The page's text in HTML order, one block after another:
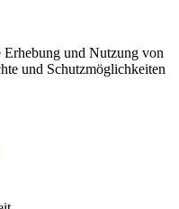
Erhebung und Nutzung von
und Schutzmöglichkeiten